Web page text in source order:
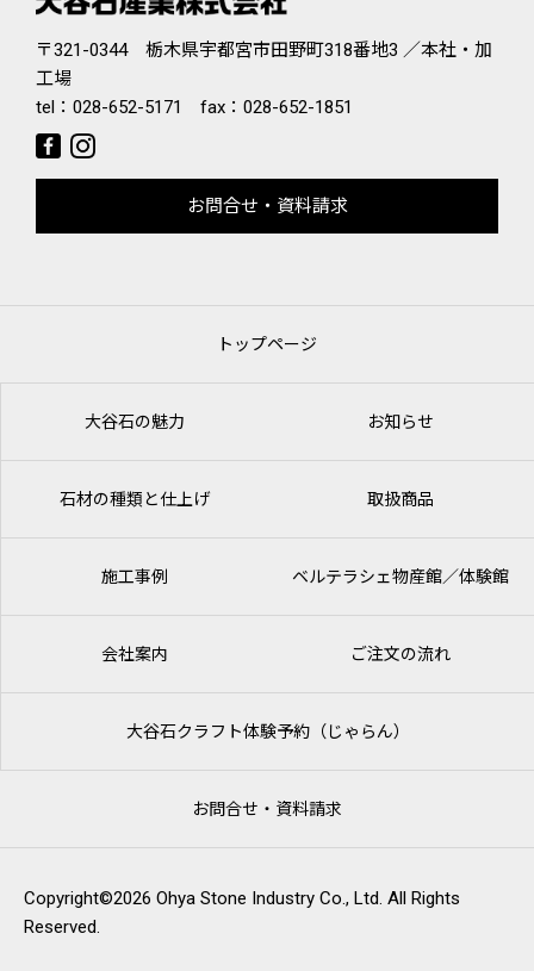
〒321-0344 栃木県宇都宮市田野町318番地3 ／本社・加
工場
tel： 028-652-5171 fax：028-652-1851
お問合せ・資料請求
トップページ
大谷石の魅力 お知らせ
石材の種類と仕上げ 取扱商品
施工事例 ベルテラシェ物産館／体験館
会社案内 ご注文の流れ
大谷石クラフト体験予約（じゃらん）
お問合せ・資料請求
Copyright©2026 Ohya Stone Industry Co., Ltd. All Rights
Reserved.